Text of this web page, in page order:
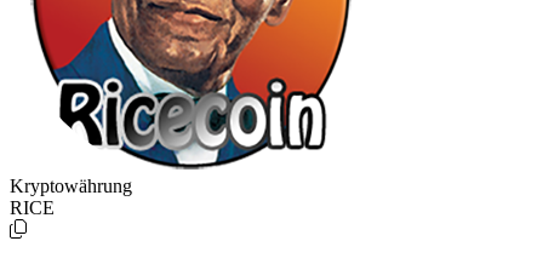
Kryptowährung
RICE